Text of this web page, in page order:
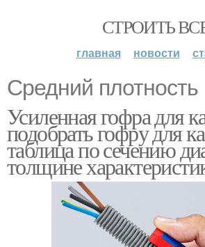
СТРОИТЬ
главная новости
Средний плотность
Усиленная гофра для
подобрать гофру для
таблица по сечению
толщине